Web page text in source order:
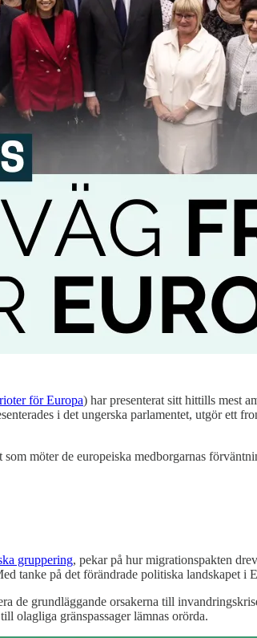
för Europa) har presenterat sitt hittills mest
i det ungerska parlamentet, utgör ett
möter de europeiska medborgarnas
gruppering, pekar på hur migrationspakten
tanke på det förändrade politiska landskapet i
de grundläggande orsakerna till
olagliga gränspassager lämnas orörda.